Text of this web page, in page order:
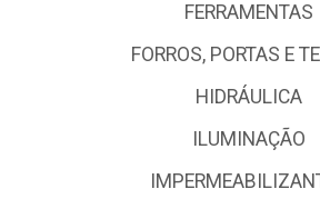
FERRAMENTAS
FORROS, PORTAS E
HIDRÁULICA
ILUMINAÇÃO